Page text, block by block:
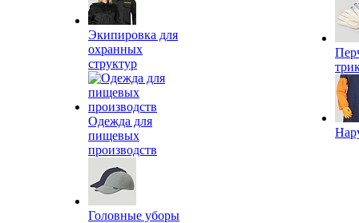
Экипировка для
охранных
структур
Одежда для
пищевых
производств
Головные уборы